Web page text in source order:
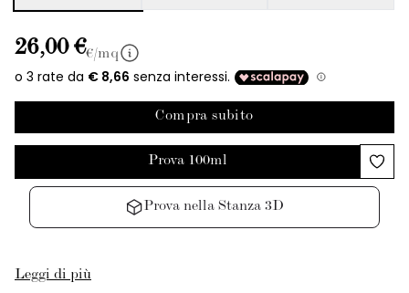
26,00 €€/mq
Compra subito
Prova 100ml
Prova nella Stanza 3D
Leggi di più